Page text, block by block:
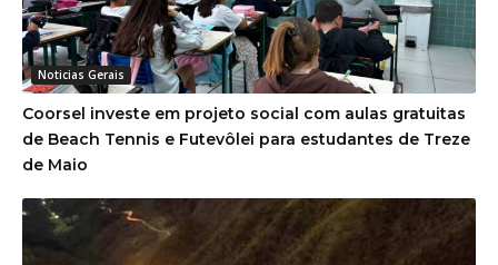
Noticias Gerais
Coorsel investe em projeto social com aulas gratuitas
de Beach Tennis e Futevôlei para estudantes de Treze
de Maio